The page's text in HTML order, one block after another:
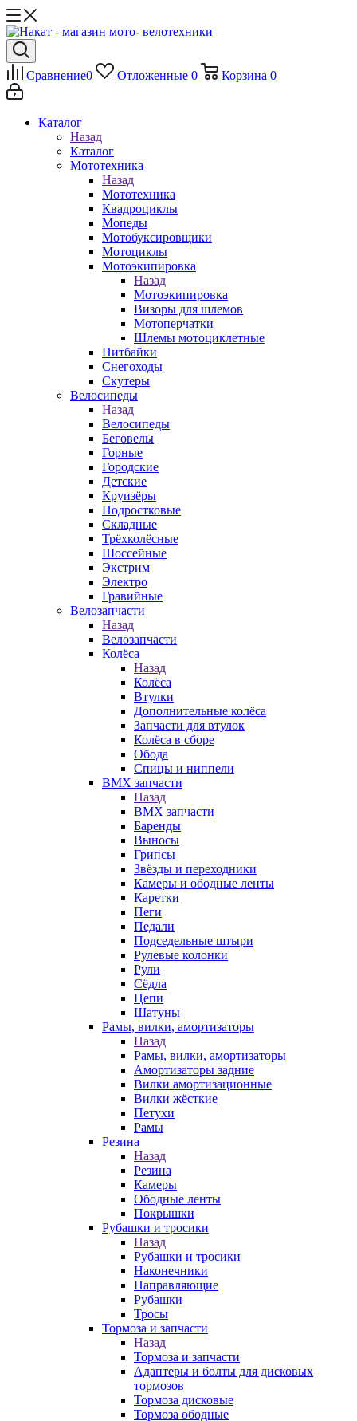
Сравнение0 Отложенные 0 Корзина 0
Каталог
Назад
Каталог
Мототехника
Назад
Мототехника
Квадроциклы
Мопеды
Мотобуксировщики
Мотоциклы
Мотоэкипировка
Назад
Мотоэкипировка
Визоры для шлемов
Мотоперчатки
Шлемы мотоциклетные
Питбайки
Снегоходы
Скутеры
Велосипеды
Назад
Велосипеды
Беговелы
Горные
Городские
Детские
Круизёры
Подростковые
Складные
Трёхколёсные
Шоссейные
Экстрим
Электро
Гравийные
Велозапчасти
Назад
Велозапчасти
Колёса
Назад
Колёса
Втулки
Дополнительные колёса
Запчасти для втулок
Колёса в сборе
Обода
Спицы и ниппели
BMX запчасти
Назад
BMX запчасти
Баренды
Выносы
Грипсы
Звёзды и переходники
Камеры и ободные ленты
Каретки
Пеги
Педали
Подседельные штыри
Рулевые колонки
Рули
Сёдла
Цепи
Шатуны
Рамы, вилки, амортизаторы
Назад
Рамы, вилки, амортизаторы
Амортизаторы задние
Вилки амортизационные
Вилки жёсткие
Петухи
Рамы
Резина
Назад
Резина
Камеры
Ободные ленты
Покрышки
Рубашки и тросики
Назад
Рубашки и тросики
Наконечники
Направляющие
Рубашки
Тросы
Тормоза и запчасти
Назад
Тормоза и запчасти
Адаптеры и болты для дисковых
тормозов
Тормоза дисковые
Тормоза ободные